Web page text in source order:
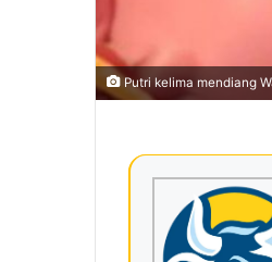
Putri kelima mendiang